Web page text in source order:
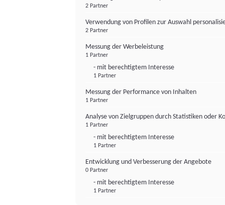
2 Partner
Verwendung von Profilen zur Auswahl
2 Partner
Messung der Werbeleistung
1 Partner
- mit berechtigtem Interesse
1 Partner
Messung der Performance von Inhalten
1 Partner
Analyse von Zielgruppen durch Statistiken oder
1 Partner
- mit berechtigtem Interesse
1 Partner
Entwicklung und Verbesserung der Angebote
0 Partner
- mit berechtigtem Interesse
1 Partner